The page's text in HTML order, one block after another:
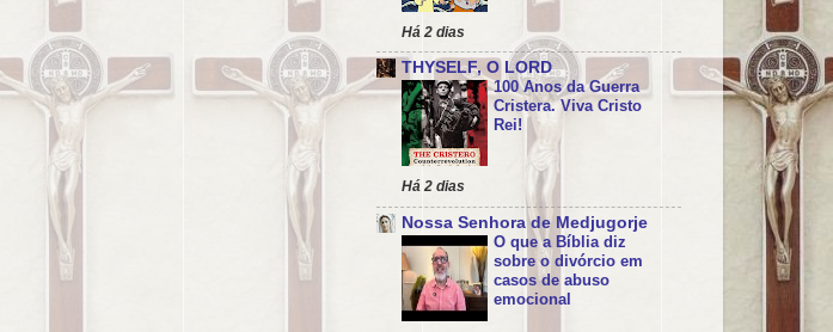
Há 2 dias
THYSELF, O LORD
100 Anos da Guerra
Cristera. Viva Cristo
Rei!
Há 2 dias
Nossa Senhora de Medjugorje
O que a Bíblia diz
sobre o divórcio em
casos de abuso
emocional